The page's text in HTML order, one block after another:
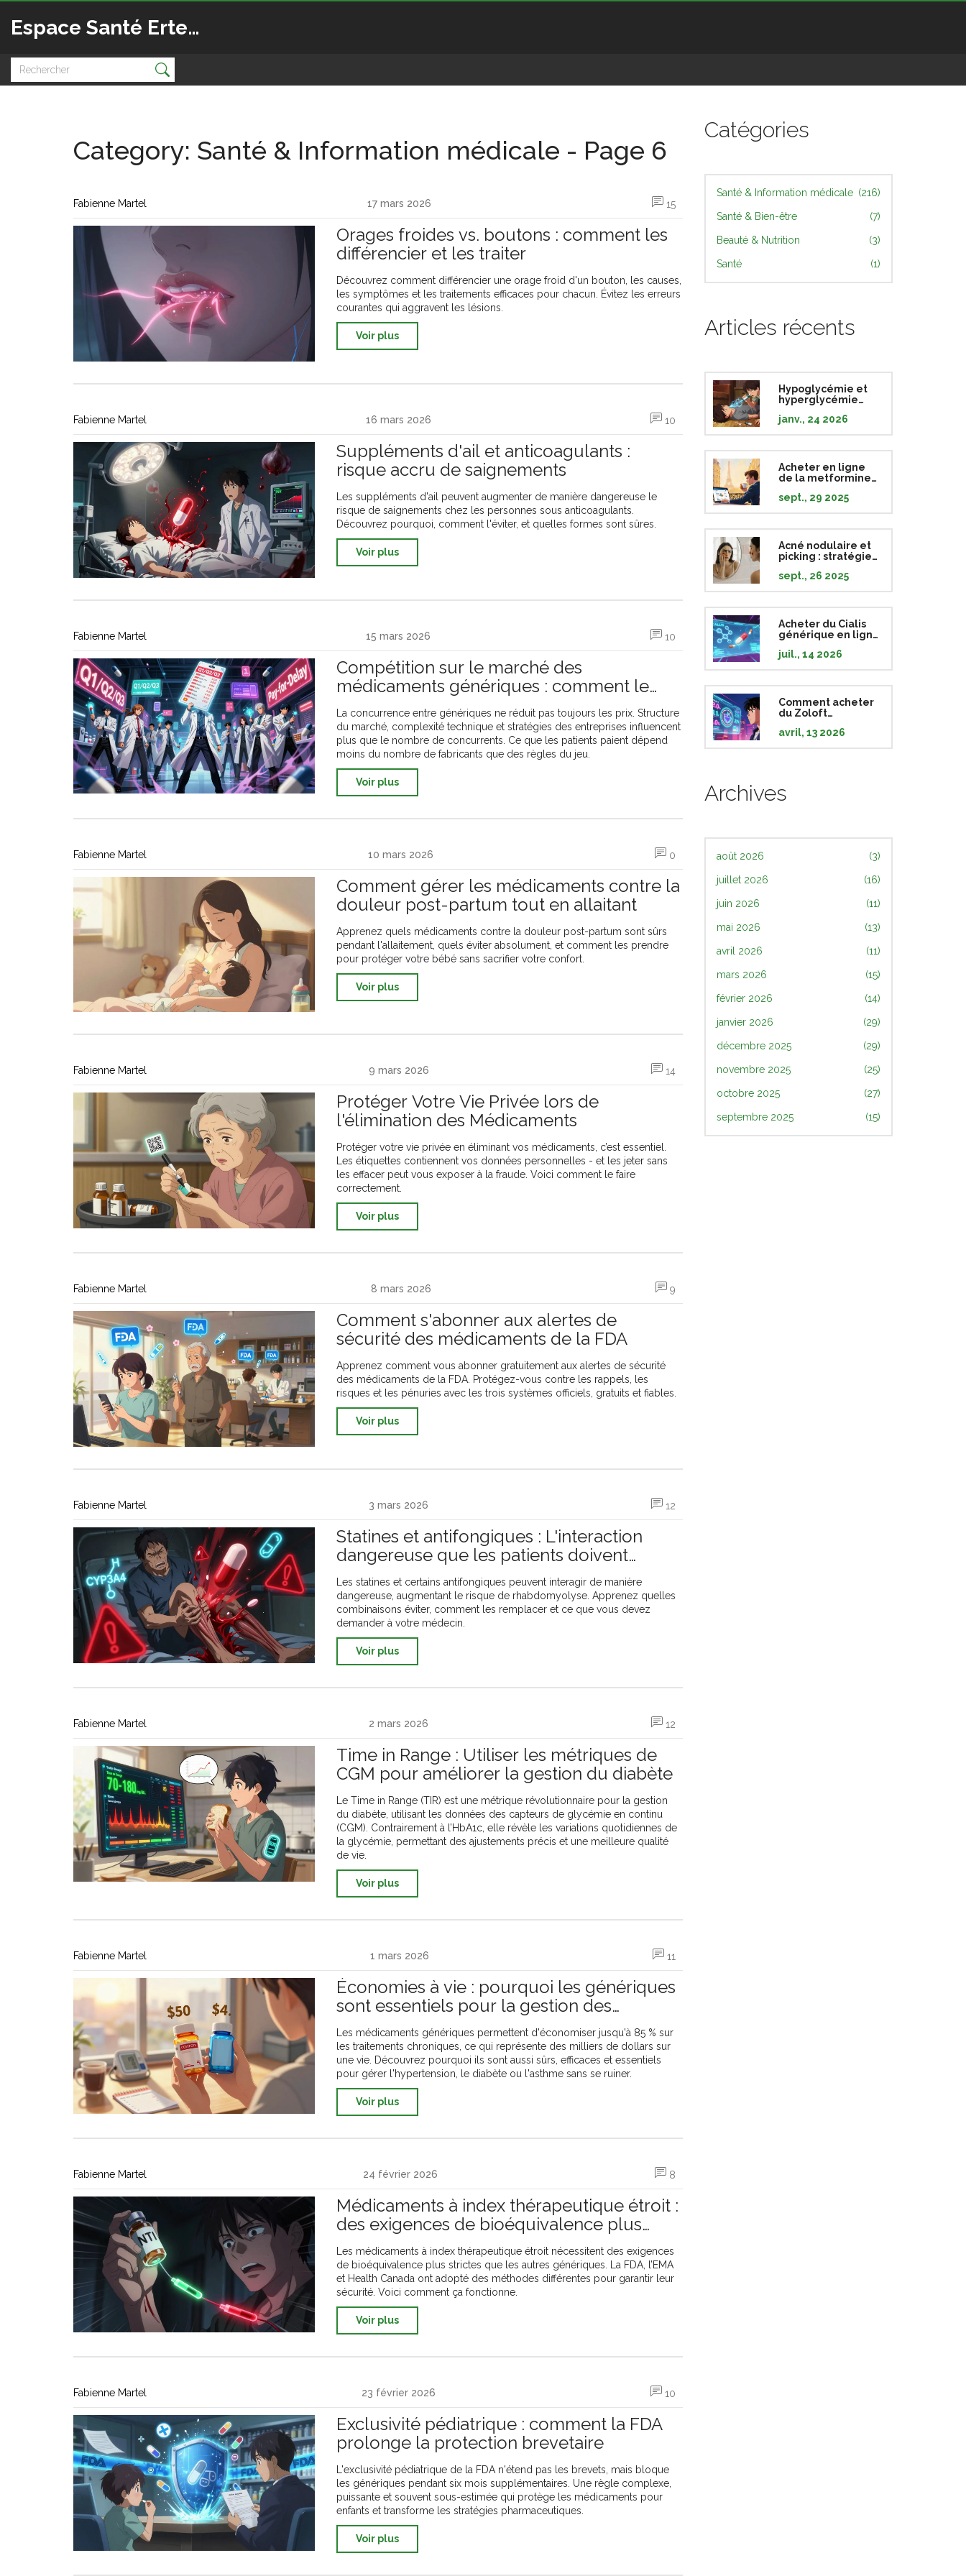
Espace Santé Ertedis
Category: Santé & Information médicale - Page 6
Fabienne Martel 17 mars 2026 15
Orages froides vs. boutons : comment les
différencier et les traiter
Découvrez comment différencier une orage froid d'un bouton, les causes,
les symptômes et les traitements efficaces pour chacun. Évitez les erreurs
courantes qui aggravent les lésions.
Voir plus
Fabienne Martel 16 mars 2026 10
Suppléments d'ail et anticoagulants :
risque accru de saignements
Les suppléments d'ail peuvent augmenter de manière dangereuse le
risque de saignements chez les personnes sous anticoagulants.
Découvrez pourquoi, comment l'éviter, et quelles formes sont sûres.
Voir plus
Fabienne Martel 15 mars 2026 10
Compétition sur le marché des
médicaments génériques : comment le
nombre de concurrents influence les prix
et l'accès
La concurrence entre génériques ne réduit pas toujours les prix. Structure
du marché, complexité technique et stratégies des entreprises influencent
plus que le nombre de concurrents. Ce que les patients paient dépend
moins du nombre de fabricants que des règles du jeu.
Voir plus
Fabienne Martel 10 mars 2026 0
Comment gérer les médicaments contre la
douleur post-partum tout en allaitant
Apprenez quels médicaments contre la douleur post-partum sont sûrs
pendant l'allaitement, quels éviter absolument, et comment les prendre
pour protéger votre bébé sans sacrifier votre confort.
Voir plus
Fabienne Martel 9 mars 2026 14
Protéger Votre Vie Privée lors de
l'élimination des Médicaments
Protéger votre vie privée en éliminant vos médicaments, c’est essentiel.
Les étiquettes contiennent vos données personnelles - et les jeter sans
les effacer peut vous exposer à la fraude. Voici comment le faire
correctement.
Voir plus
Fabienne Martel 8 mars 2026 9
Comment s'abonner aux alertes de
sécurité des médicaments de la FDA
Apprenez comment vous abonner gratuitement aux alertes de sécurité
des médicaments de la FDA. Protégez-vous contre les rappels, les
risques et les pénuries avec les trois systèmes officiels, gratuits et fiables.
Voir plus
Fabienne Martel 3 mars 2026 12
Statines et antifongiques : L'interaction
dangereuse que les patients doivent
connaître
Les statines et certains antifongiques peuvent interagir de manière
dangereuse, augmentant le risque de rhabdomyolyse. Apprenez quelles
combinaisons éviter, comment les remplacer et ce que vous devez
demander à votre médecin.
Voir plus
Fabienne Martel 2 mars 2026 12
Time in Range : Utiliser les métriques de
CGM pour améliorer la gestion du diabète
Le Time in Range (TIR) est une métrique révolutionnaire pour la gestion
du diabète, utilisant les données des capteurs de glycémie en continu
(CGM). Contrairement à l’HbA1c, elle révèle les variations quotidiennes de
la glycémie, permettant des ajustements précis et une meilleure qualité
de vie.
Voir plus
Fabienne Martel 1 mars 2026 11
Économies à vie : pourquoi les génériques
sont essentiels pour la gestion des
maladies chroniques
Les médicaments génériques permettent d'économiser jusqu'à 85 % sur
les traitements chroniques, ce qui représente des milliers de dollars sur
une vie. Découvrez pourquoi ils sont aussi sûrs, efficaces et essentiels
pour gérer l'hypertension, le diabète ou l'asthme sans se ruiner.
Voir plus
Fabienne Martel 24 février 2026 8
Médicaments à index thérapeutique étroit :
des exigences de bioéquivalence plus
strictes
Les médicaments à index thérapeutique étroit nécessitent des exigences
de bioéquivalence plus strictes que les autres génériques. La FDA, l’EMA
et Health Canada ont adopté des méthodes différentes pour garantir leur
sécurité. Voici comment ça fonctionne.
Voir plus
Fabienne Martel 23 février 2026 10
Exclusivité pédiatrique : comment la FDA
prolonge la protection brevetaire
L'exclusivité pédiatrique de la FDA n'étend pas les brevets, mais bloque
les génériques pendant six mois supplémentaires. Une règle complexe,
puissante et souvent sous-estimée qui protège les médicaments pour
enfants et transforme les stratégies pharmaceutiques.
Voir plus
Catégories
Santé & Information médicale (216)
Santé & Bien-être (7)
Beauté & Nutrition (3)
Santé (1)
Articles récents
Hypoglycémie et
hyperglycémie
par les
médicaments
protocoles
d'urgence
janv., 24 2026
Acheter en ligne
de la metformine
chère
sept., 29 2025
Acné nodulaire et
picking : stratégies
arrêter de toucher
la peau
sept., 26 2025
Acheter du Cialis
générique en ligne
sécurité et
pharmacies fiables
juil., 14 2026
Comment acheter
du Zoloft
en ligne en 2026
avril, 13 2026
Archives
août 2026 (3)
juillet 2026 (16)
juin 2026 (11)
mai 2026 (13)
avril 2026 (11)
mars 2026 (15)
février 2026 (14)
janvier 2026 (29)
décembre 2025 (29)
novembre 2025 (25)
octobre 2025 (27)
septembre 2025 (15)